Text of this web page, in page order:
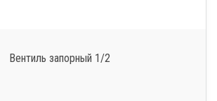
Вентиль запорный 1/2